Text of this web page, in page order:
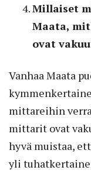
Millaiset
Maata,
ovat
Vanhaa Maata
mittareihin
mittarit ovat
hyvä muistaa,
yli